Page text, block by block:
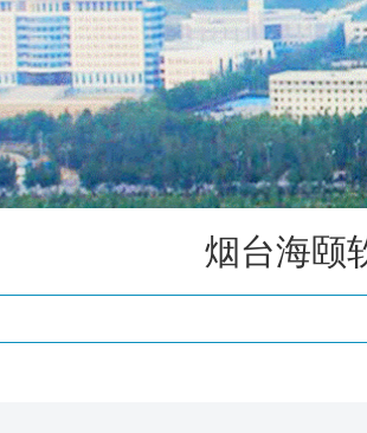
历史沿革
规章制度
校园风貌
烟台海颐